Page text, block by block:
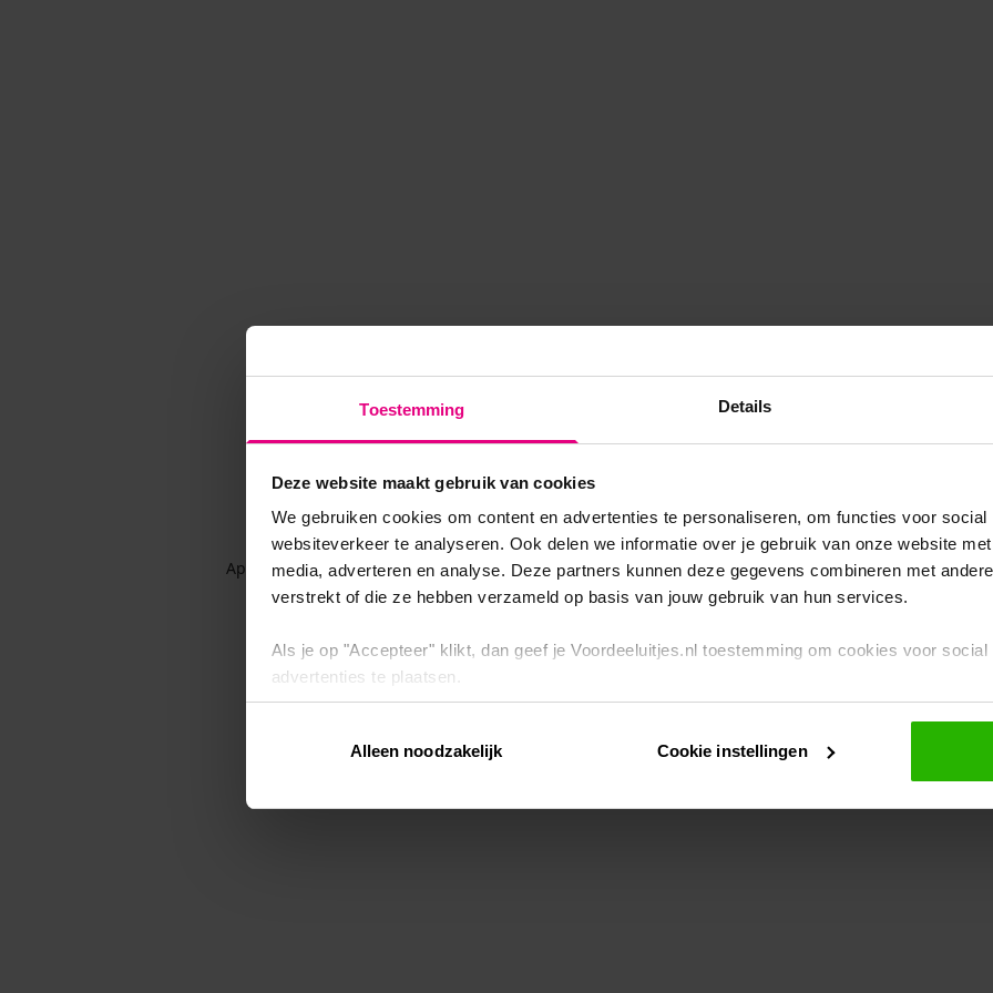
Toestemming Details
Deze website maakt gebruik van cookies
We gebruiken cookies om content en advertenties te personaliseren, om functies voor
websiteverkeer te analyseren. Ook delen we informatie over je gebruik van onze website
media, adverteren en analyse. Deze partners kunnen deze gegevens combineren met
verstrekt of die ze hebben verzameld op basis van jouw gebruik van hun services.
Als je op "Accepteer" klikt, dan geef je Voordeeluitjes.nl toestemming om cookies voor
advertenties te plaatsen.
Via "Cookie instellingen" kun je ook zelf instellen welke cookies worden geplaatst. Je kunt je
intrekken op onscookiebeleid.
Alleen noodzakelijk Cookie instellingen
Application error: a client-side exception has occurred while loadingwww.voordeeluitjes.nl (see the